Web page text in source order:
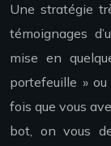
Une stratégie
témoignages
mise en
portefeuille »
fois que vous
bot, on vous